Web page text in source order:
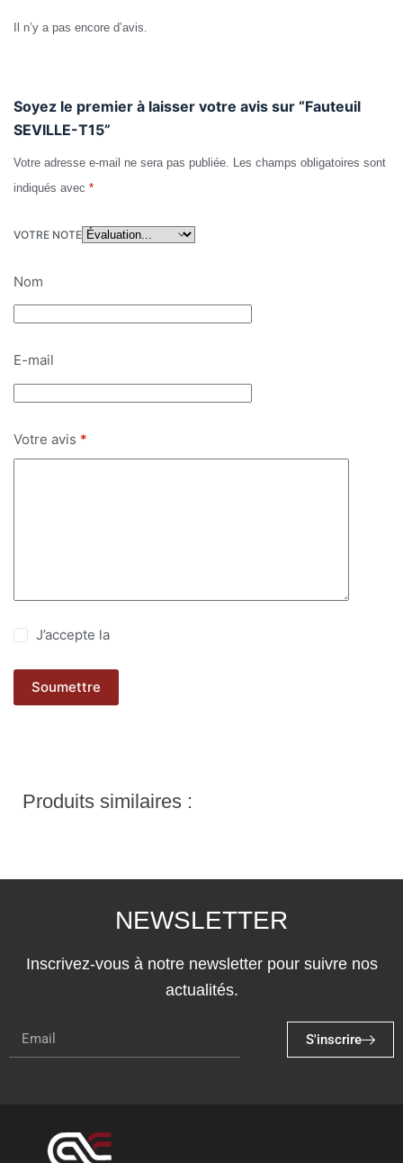
Il n’y a pas encore d’avis.
Soyez le premier à laisser votre avis sur “Fauteuil
SEVILLE-T15”
Votre adresse e-mail ne sera pas publiée. Les champs obligatoires sont
indiqués avec *
VOTRE NOTE
Nom
E-mail
Votre avis *
J’accepte la
Soumettre
Produits similaires :
NEWSLETTER
Inscrivez-vous à notre newsletter pour suivre nos
actualités.
S'inscrire